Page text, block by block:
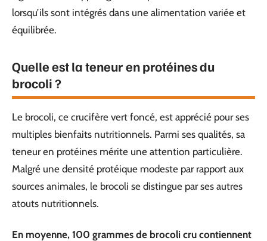
lorsqu’ils sont intégrés dans une alimentation variée et
équilibrée.
Quelle est la teneur en protéines du
brocoli ?
Le brocoli, ce crucifère vert foncé, est apprécié pour ses
multiples bienfaits nutritionnels. Parmi ses qualités, sa
teneur en protéines mérite une attention particulière.
Malgré une densité protéique modeste par rapport aux
sources animales, le brocoli se distingue par ses autres
atouts nutritionnels.
En moyenne, 100 grammes de brocoli cru contiennent